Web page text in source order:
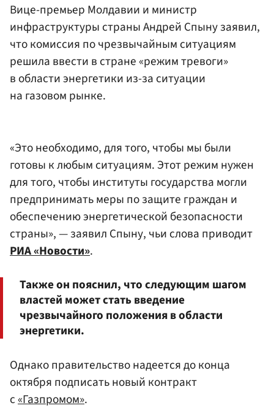
Вице-премьер Молдавии и министр
инфраструктуры страны Андрей Спыну заявил,
что комиссия по чрезвычайным ситуациям
решила ввести в стране «режим тревоги»
в области энергетики из-за ситуации
на газовом рынке.
«Это необходимо, для того, чтобы мы были
готовы к любым ситуациям. Этот режим нужен
для того, чтобы институты государства могли
предпринимать меры по защите граждан и
обеспечению энергетической безопасности
страны», — заявил Спыну, чьи слова приводит
РИА «Новости».
Также он пояснил, что следующим шагом
властей может стать введение
чрезвычайного положения в области
энергетики.
Однако правительство надеется до конца
октября подписать новый контракт
с«Газпромом».